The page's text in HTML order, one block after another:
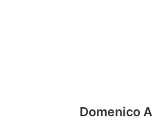
Domenico